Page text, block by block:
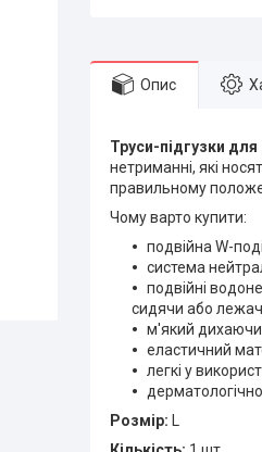
Опис
Труси-підгузки
нетриманні, які
правильному
Чому варто купити:
подвійна W-
система
подвійні
сидячи або
м'який
еластичний
легкі у
Розмір: